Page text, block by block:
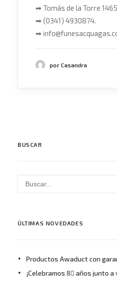
➡ Tomás de la Torre
➡ (0341) 4930874.
➡
por Casandra
BUSCAR
ÚLTIMAS NOVEDADES
Productos Awaduct con
¡Celebramos 8⃣ años junto a